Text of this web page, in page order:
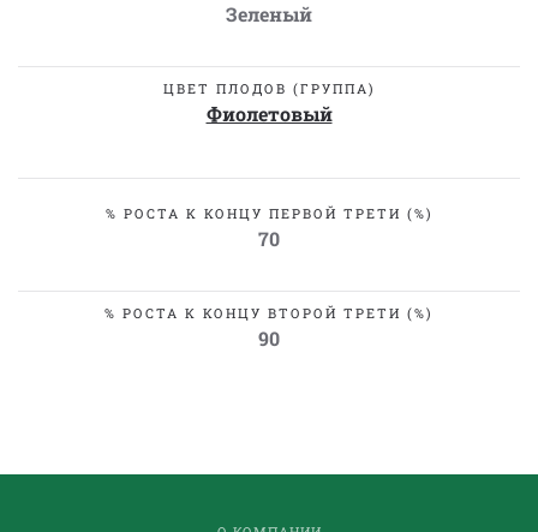
Зеленый
ЦВЕТ ПЛОДОВ (ГРУППА)
Фиолетовый
% РОСТА К КОНЦУ ПЕРВОЙ ТРЕТИ (%)
70
% РОСТА К КОНЦУ ВТОРОЙ ТРЕТИ (%)
90